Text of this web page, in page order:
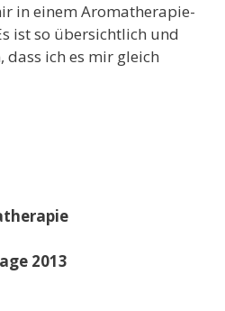
in einem Aromatherapie-
ist so übersichtlich und
dass ich es mir gleich
2013